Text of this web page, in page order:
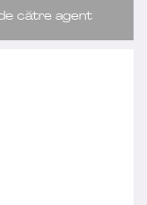
către agent